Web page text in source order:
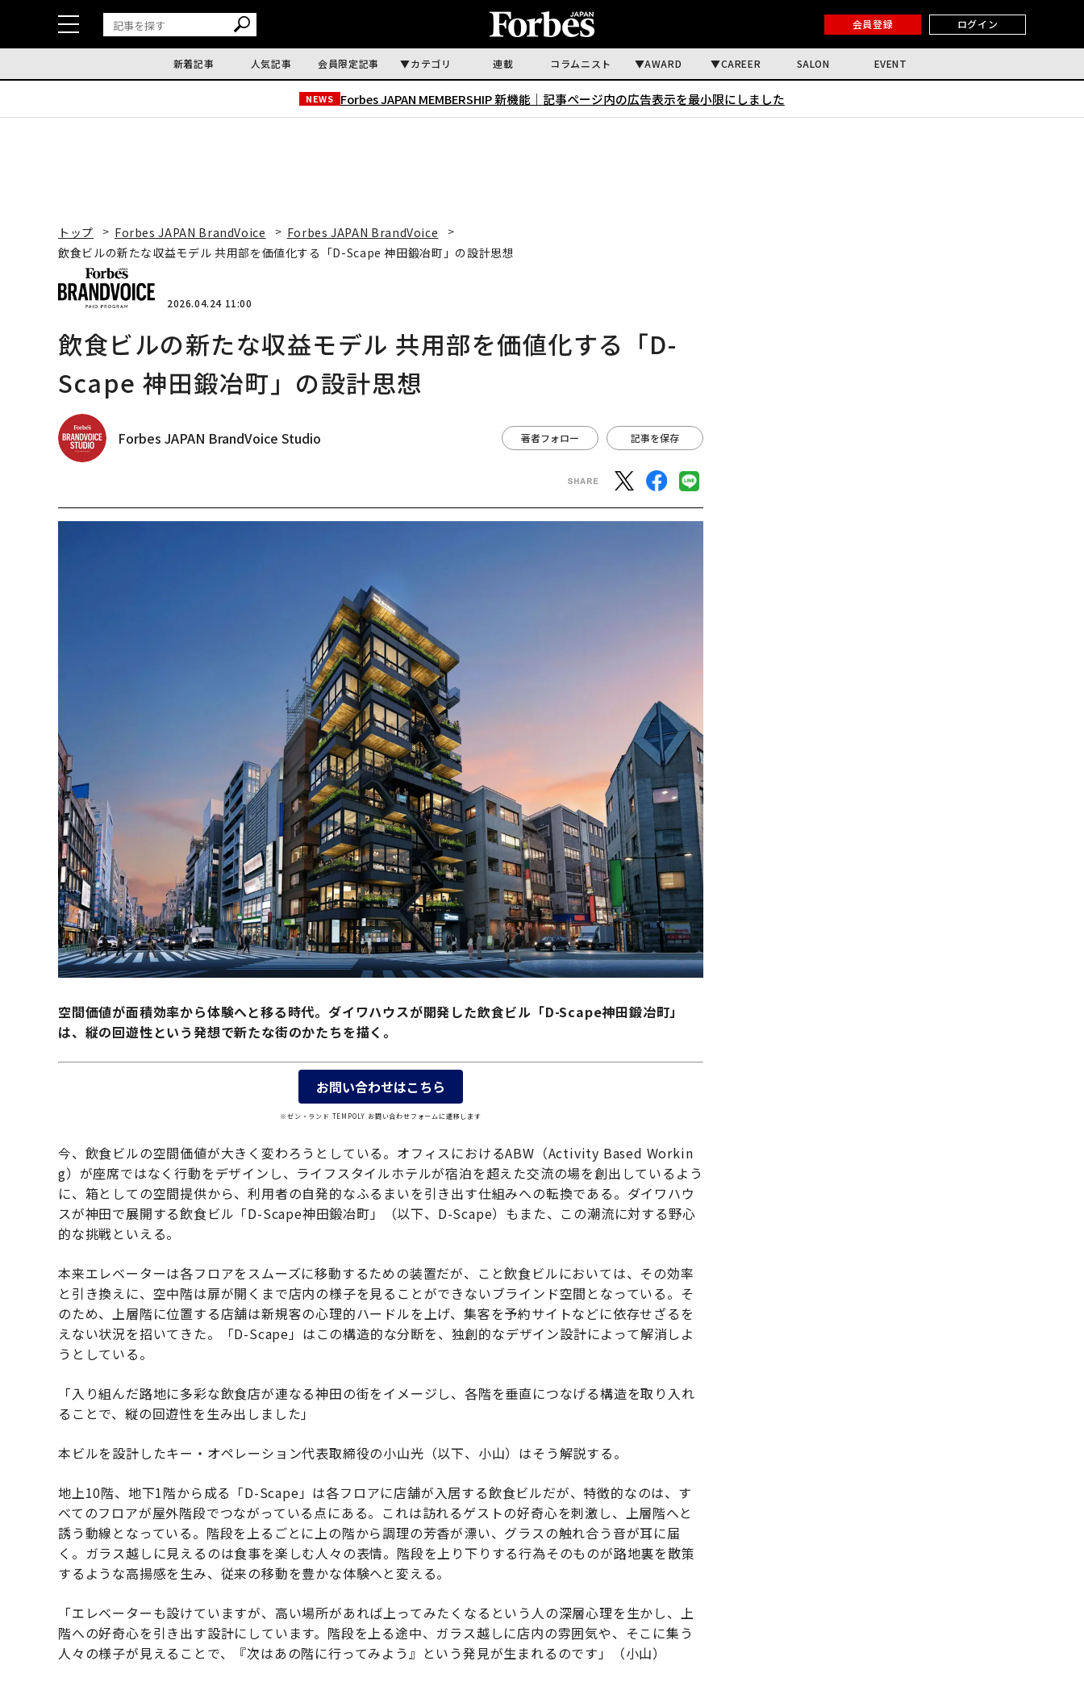
会員登録 ログイン
新着記事 人気記事 会員限定記事 カテゴリ 連載 コラムニスト AWARD CAREER SALON EVENT
NEWS Forbes JAPAN MEMBERSHIP 新機能｜ 記事ページ内の広告表示を最小限にしました
トップ Forbes JAPAN BrandVoice
Forbes JAPAN BrandVoice
飲食ビルの新たな収益モデル 共用部を価値化する「D-Scape 神田鍛冶町」の設計思想
2026.04.24 11:00
飲食ビルの新たな収益モデル 共用部を価値化する「D-
Scape 神田鍛冶町」の設計思想
Forbes JAPAN BrandVoice Studio 著者フォロー 記事を保存
空間価値が面積効率から体験へと移る時代。ダイワハウスが開発した飲食ビル「D-Scape神田鍛冶町」
は、縦の回遊性という発想で新たな街のかたちを描く。
お問い合わせはこちら
※ゼン・ランド TEMPOLY お問い合わせフォームに遷移します
今、飲食ビルの空間価値が大きく変わろうとしている。オフィスにおけるABW（Activity Based Workin
g）が座席ではなく行動をデザインし、ライフスタイルホテルが宿泊を超えた交流の場を創出しているよう
に、箱としての空間提供から、利用者の自発的なふるまいを引き出す仕組みへの転換である。ダイワハウ
スが神田で展開する飲食ビル「D-Scape神田鍛冶町」（以下、D-Scape）もまた、この潮流に対する野心
的な挑戦といえる。
本来エレベーターは各フロアをスムーズに移動するための装置だが、こと飲食ビルにおいては、その効率
と引き換えに、空中階は扉が開くまで店内の様子を見ることができないブラインド空間となっている。そ
のため、上層階に位置する店舗は新規客の心理的ハードルを上げ、集客を予約サイトなどに依存せざるを
えない状況を招いてきた。「D-Scape」はこの構造的な分断を、独創的なデザイン設計によって解消しよ
うとしている。
「入り組んだ路地に多彩な飲食店が連なる神田の街をイメージし、各階を垂直につなげる構造を取り入れ
ることで、縦の回遊性を生み出しました」
本ビルを設計したキー・オペレーション代表取締役の小山光（以下、小山）はそう解説する。
地上10階、地下1階から成る「D-Scape」は各フロアに店舗が入居する飲食ビルだが、特徴的なのは、す
べてのフロアが屋外階段でつながっている点にある。これは訪れるゲストの好奇心を刺激し、上層階へと
誘う動線となっている。階段を上るごとに上の階から調理の芳香が漂い、グラスの触れ合う音が耳に届
く。ガラス越しに見えるのは食事を楽しむ人々の表情。階段を上り下りする行為そのものが路地裏を散策
するような高揚感を生み、従来の移動を豊かな体験へと変える。
「エレベーターも設けていますが、高い場所があれば上ってみたくなるという人の深層心理を生かし、上
階への好奇心を引き出す設計にしています。階段を上る途中、ガラス越しに店内の雰囲気や、そこに集う
人々の様子が見えることで、『次はあの階に行ってみよう』という発見が生まれるのです」（小山）